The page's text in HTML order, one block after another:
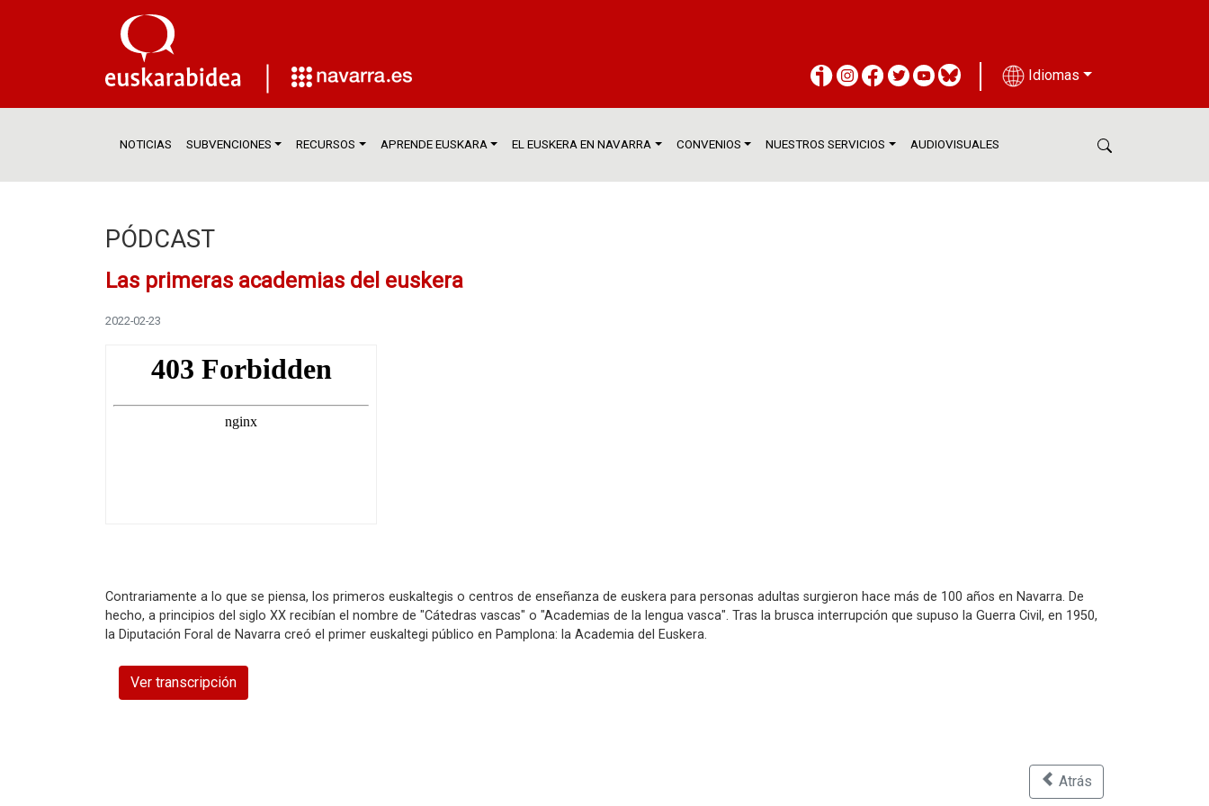
Idiomas
NOTICIAS SUBVENCIONES RECURSOS APRENDE EUSKARA EL EUSKERA EN NAVARRA CONVENIOS NUESTROS SERVICIOS AUDIOVISUALES
PÓDCAST
Las primeras academias del euskera
2022-02-23
Contrariamente a lo que se piensa, los primeros euskaltegis o centros de enseñanza de euskera para personas adultas surgieron hace más de 100 años en Navarra. De
hecho, a principios del siglo XX recibían el nombre de "Cátedras vascas" o "Academias de la lengua vasca". Tras la brusca interrupción que supuso la Guerra Civil, en 1950,
la Diputación Foral de Navarra creó el primer euskaltegi público en Pamplona: la Academia del Euskera.
Ver transcripción
Atrás